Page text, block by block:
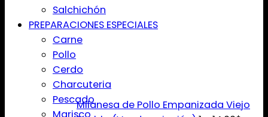
Milanesa de Pollo Empanizada Viejo
Salchichón
PREPARACIONES ESPECIALES
Carne
Pollo
Cerdo
Charcuteria
Pescado
Marisco